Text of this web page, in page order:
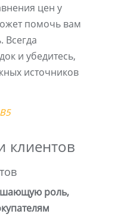
цен у
помочь вам
Всегда
и убедитесь,
источников
клиентов
роль,